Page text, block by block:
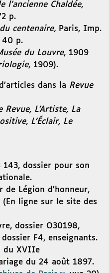
l’ancienne Chaldée,
p.
centenaire, Paris, Imp.
40 p.
du Louvre, 1909
, 1909).
dans la Revue
Revue, L’Artiste, La
L’Éclair, Le
143, dossier pour son
de Légion d’honneur,
(En ligne sur le site des
dossier O30198,
F4, enseignants.
du XVIIe
du 24 août 1897.